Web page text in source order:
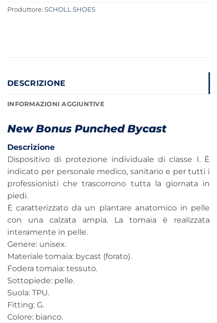
Produttore: SCHOLL SHOES
DESCRIZIONE
INFORMAZIONI AGGIUNTIVE
New Bonus Punched Bycast
Descrizione
Dispositivo di protezione individuale di classe I. È
indicato per personale medico, sanitario e per tutti i
professionisti che trascorrono tutta la giornata in
piedi.
È caratterizzato da un plantare anatomico in pelle
con una calzata ampia. La tomaia è realizzata
interamente in pelle.
Genere: unisex.
Materiale tomaia: bycast (forato).
Fodera tomaia: tessuto.
Sottopiede: pelle.
Suola: TPU.
Fitting: G.
Colore: bianco.